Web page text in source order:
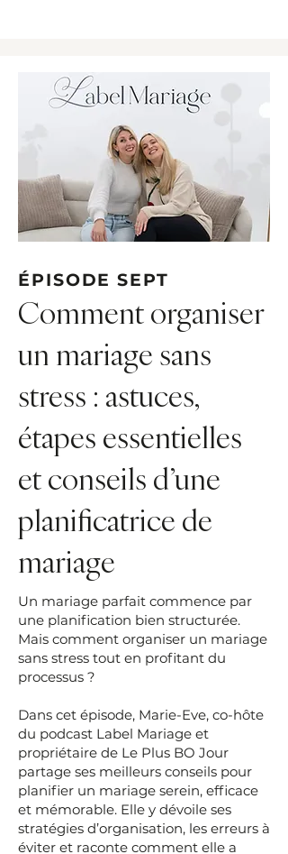
ÉPISODE SEPT
Comment organiser
un mariage sans
stress : astuces,
étapes essentielles
et conseils d’une
planificatrice de
mariage
Un mariage parfait commence par
une planification bien structurée.
Mais comment organiser un mariage
sans stress tout en profitant du
processus ?
Dans cet épisode, Marie-Eve, co-hôte
du podcast Label Mariage et
propriétaire de Le Plus BO Jour
partage ses meilleurs conseils pour
planifier un mariage serein, efficace
et mémorable. Elle y dévoile ses
stratégies d’organisation, les erreurs à
éviter et raconte comment elle a